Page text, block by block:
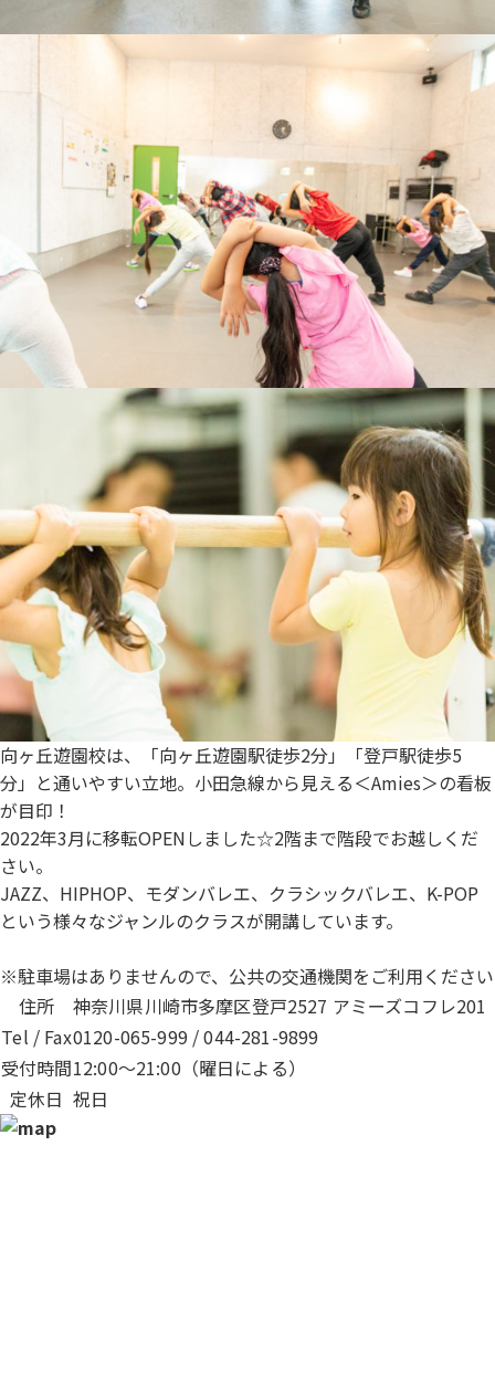
向ヶ丘遊園校は、「向ヶ丘遊園駅徒歩2分」「登戸駅徒歩5
分」と通いやすい立地。小田急線から見える＜Amies＞の看板
が目印！
2022年3月に移転OPENしました☆2階まで階段でお越しくだ
さい。
JAZZ、HIPHOP、モダンバレエ、クラシックバレエ、K-POP
という様々なジャンルのクラスが開講しています。
※駐車場はありませんので、公共の交通機関をご利用ください
住所
神奈川県川崎市多摩区登戸2527 アミーズコフレ201
Tel / Fax0120-065-999 / 044-281-9899
受付時間12:00～21:00（曜日による）
定休日 祝日